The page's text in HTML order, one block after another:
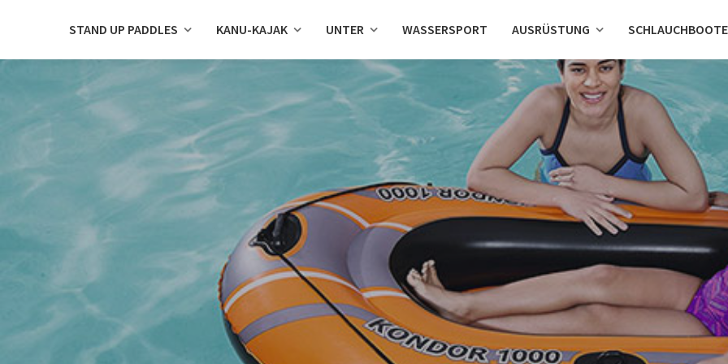
STAND UP PADDLES KANU-KAJAK UNTER WASSERSPORT AUSRÜSTUNG